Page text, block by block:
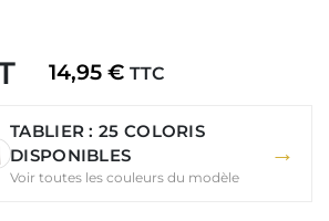
14,95 € TTC
TABLIER : 25 COLORIS
DISPONIBLES
Voir toutes les couleurs du modèle
→